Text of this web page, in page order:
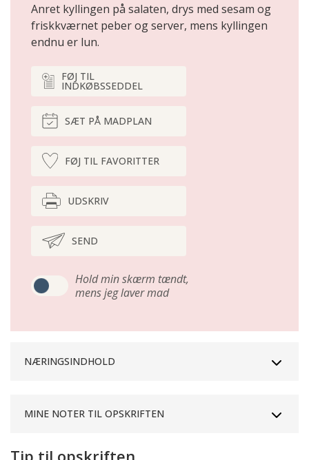
Anret kyllingen på salaten, drys med sesam og
friskkværnet peber og server, mens kyllingen
endnu er lun.
FØJ TIL
INDKØBSSEDDEL
SÆT PÅ MADPLAN
FØJ TIL FAVORITTER
UDSKRIV
SEND
Hold min skærm tændt,
mens jeg laver mad
NÆRINGSINDHOLD
MINE NOTER TIL OPSKRIFTEN
Tip til opskriften